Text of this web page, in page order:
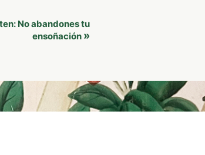
No abandones tu
ensoñación »